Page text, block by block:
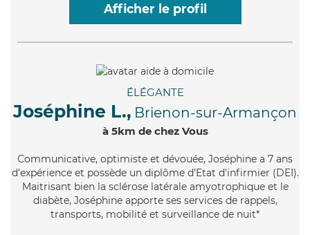
Afficher le profil
ÉLÉGANTE
Joséphine L., Brienon-sur-Armançon
à 5km de chez Vous
Communicative, optimiste et dévouée, Joséphine a 7 ans
d'expérience et possède un diplôme d'Etat d'infirmier (DEI).
Maitrisant bien la sclérose latérale amyotrophique et le
diabète, Joséphine apporte ses services de rappels,
transports, mobilité et surveillance de nuit*